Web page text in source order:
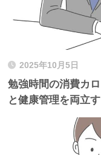
2025年10月5日
勉強時間の消費カ
と健康管理を両立